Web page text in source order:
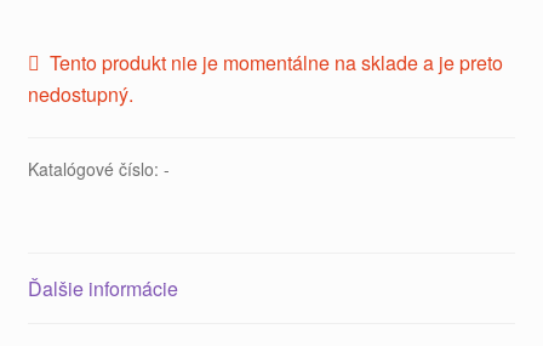
Tento produkt nie je momentálne na sklade a je preto
nedostupný.
Katalógové číslo: -
Ďalšie informácie